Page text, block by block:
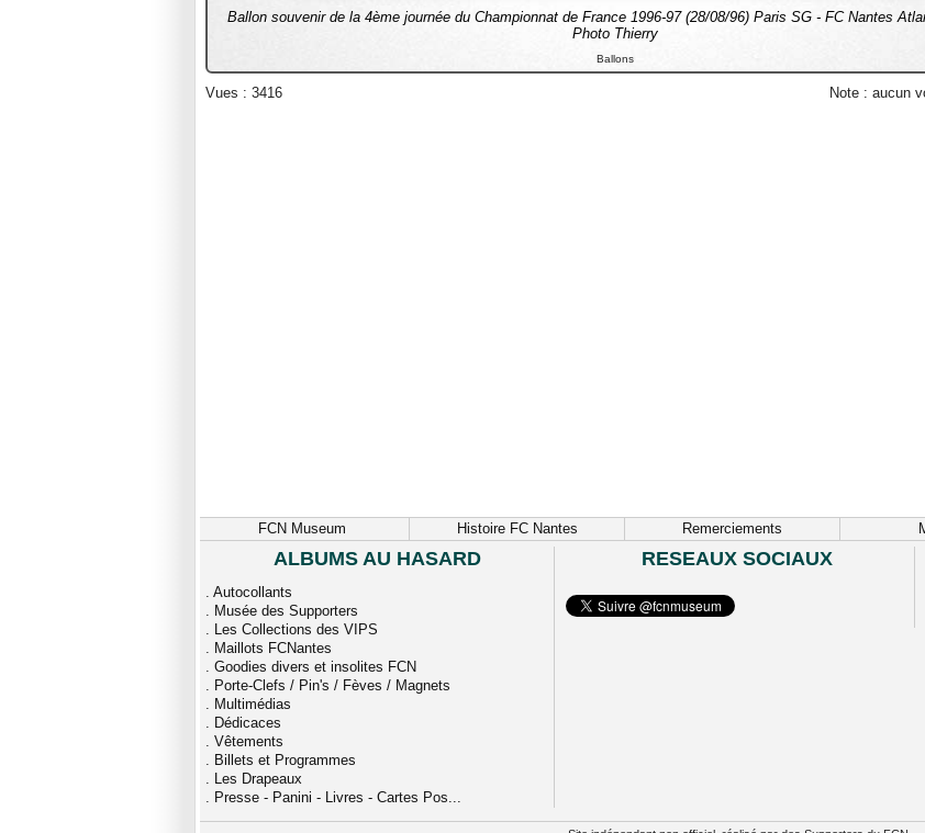
Ballon souvenir de la 4ème journée du Championnat de France 1996-97 (28/08/96) Paris SG - FC Nantes
Photo Thierry
Ballons
Vues : 3416 Note : aucun
FCN Museum Histoire FC Nantes Remerciements
ALBUMS AU HASARD
. Autocollants
. Musée des Supporters
. Les Collections des VIPS
. Maillots FCNantes
. Goodies divers et insolites FCN
. Porte-Clefs / Pin's / Fèves / Magnets
. Multimédias
. Dédicaces
. Vêtements
. Billets et Programmes
. Les Drapeaux
. Presse - Panini - Livres - Cartes Pos...
RESEAUX SOCIAUX